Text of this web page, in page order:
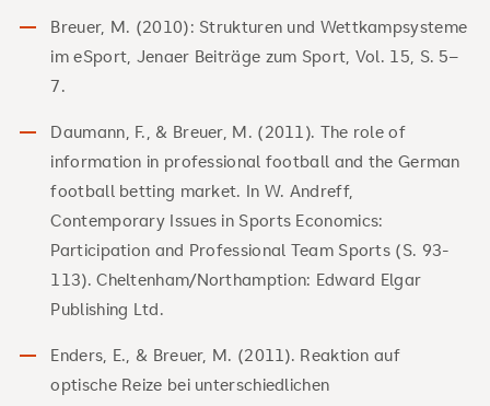
Breuer, M. (2010): Strukturen und Wettkampsysteme
im eSport, Jenaer Beiträge zum Sport, Vol. 15, S. 5–
7.
Daumann, F., & Breuer, M. (2011). The role of
information in professional football and the German
football betting market. In W. Andreff,
Contemporary Issues in Sports Economics:
Participation and Professional Team Sports (S. 93-
113). Cheltenham/Northamption: Edward Elgar
Publishing Ltd.
Enders, E., & Breuer, M. (2011). Reaktion auf
optische Reize bei unterschiedlichen